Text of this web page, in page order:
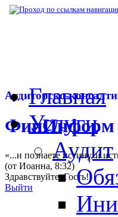
Аудиторско-
ФинИнформ
«...и познаете истину, и
(от Иоанна, 8:32)
Здравствуйте,Гость!
Выйти
Главная
Услуги
Аудит